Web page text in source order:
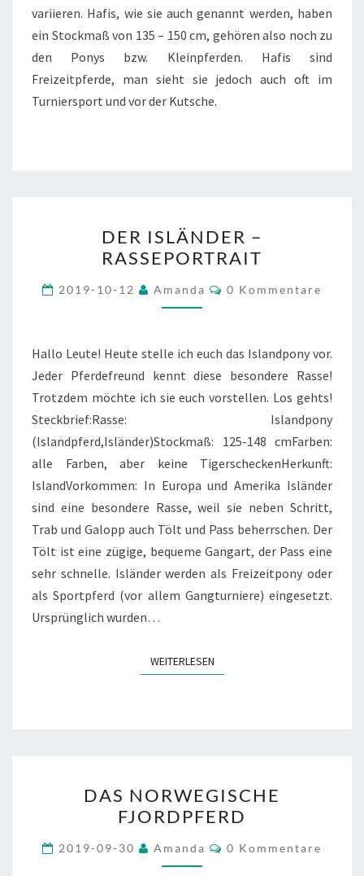
variieren. Hafis, wie sie auch genannt werden, haben
ein Stockmaß von 135 – 150 cm, gehören also noch zu
den Ponys bzw. Kleinpferden. Hafis sind
Freizeitpferde, man sieht sie jedoch auch oft im
Turniersport und vor der Kutsche.
ISLÄNDER
–
RASSEPORTRAIT
DER ISLÄNDER –
RASSEPORTRAIT
2019-10-12 Amanda Kommentare
0 Kommentare
Hallo Leute! Heute stelle ich euch das Islandpony vor.
Jeder Pferdefreund kennt diese besondere Rasse!
Trotzdem möchte ich sie euch vorstellen. Los gehts!
Steckbrief:Rasse: Islandpony
(Islandpferd,Isländer)Stockmaß: 125-148 cmFarben:
alle Farben, aber keine TigerscheckenHerkunft:
IslandVorkommen: In Europa und Amerika Isländer
sind eine besondere Rasse, weil sie neben Schritt,
Trab und Galopp auch Tölt und Pass beherrschen. Der
Tölt ist eine zügige, bequeme Gangart, der Pass eine
sehr schnelle. Isländer werden als Freizeitpony oder
als Sportpferd (vor allem Gangturniere) eingesetzt.
Ursprünglich wurden…
WEITERLESENWEITERLESEN
NORWEGISCHE
FJORDPFERD
DAS NORWEGISCHE
FJORDPFERD
2019-09-30 Amanda Kommentare
0 Kommentare